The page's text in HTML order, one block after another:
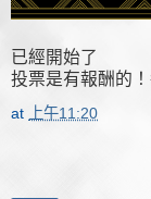
已經開始了
投票是有報酬的
at 上午11:20